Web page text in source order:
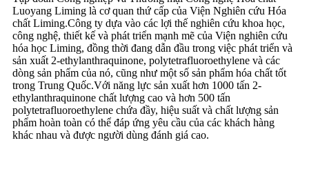
Luoyang Liming là cơ quan thứ cấp của Viện Nghiên cứu Hóa
chất Liming.Công ty dựa vào các lợi thế nghiên cứu khoa học,
công nghệ, thiết kế và phát triển mạnh mẽ của Viện nghiên cứu
hóa học Liming, đồng thời đang dẫn đầu trong việc phát triển và
sản xuất 2-ethylanthraquinone, polytetrafluoroethylene và các
dòng sản phẩm của nó, cũng như một số sản phẩm hóa chất tốt
trong Trung Quốc.Với năng lực sản xuất hơn 1000 tấn 2-
ethylanthraquinone chất lượng cao và hơn 500 tấn
polytetrafluoroethylene chứa đầy, hiệu suất và chất lượng sản
phẩm hoàn toàn có thể đáp ứng yêu cầu của các khách hàng
khác nhau và được người dùng đánh giá cao.